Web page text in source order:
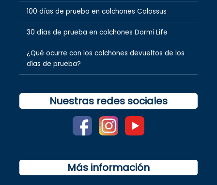
100 días de prueba en colchones Colossus
30 días de prueba en colchones Dormi Life
¿Qué ocurre con los colchones devueltos de los
días de prueba?
Nuestras redes sociales
Más información